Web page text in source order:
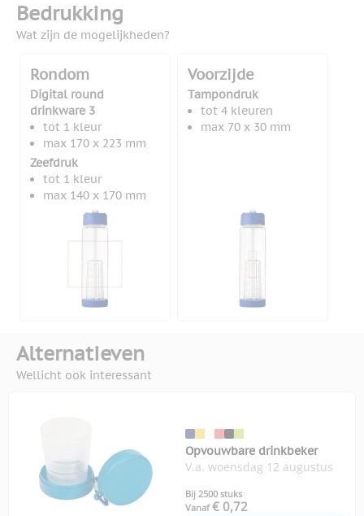
Bedrukking
Wat zijn de mogelijkheden?
Rondom
Digital round
drinkware 3
tot 1 kleur
max 170 x 223 mm
Zeefdruk
tot 1 kleur
max 140 x 170 mm
Voorzijde
Tampondruk
tot 4 kleuren
max 70 x 30 mm
Alternatieven
Wellicht ook interessant
Opvouwbare drinkbeker
V.a. woensdag 12 augustus
Bij 2500 stuks
Vanaf € 0,72